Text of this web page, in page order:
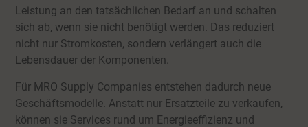
Leistung an den tatsächlichen Bedarf an und schalten
sich ab, wenn sie nicht benötigt werden. Das reduziert
nicht nur Stromkosten, sondern verlängert auch die
Lebensdauer der Komponenten.
Für MRO Supply Companies entstehen dadurch neue
Geschäftsmodelle. Anstatt nur Ersatzteile zu verkaufen,
können sie Services rund um Energieeffizienz und